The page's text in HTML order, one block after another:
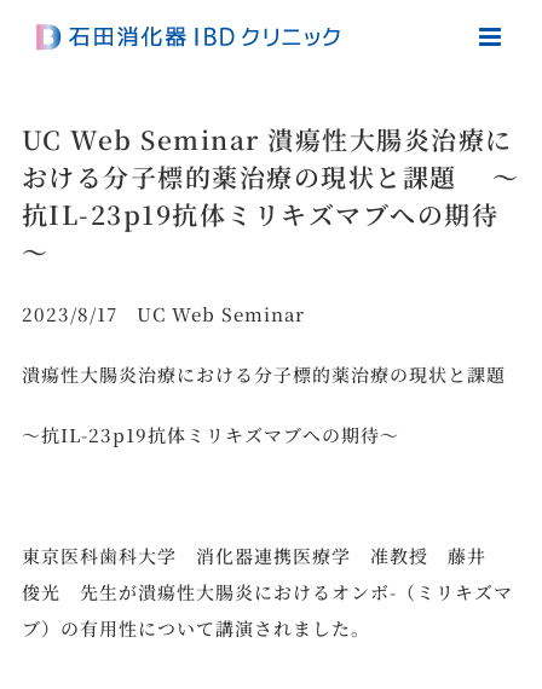
UC Web Seminar 潰瘍性大腸炎治療に
おける分子標的薬治療の現状と課題 ～
抗IL-23p19抗体ミリキズマブへの期待
～
2023/8/17 UC Web Seminar
潰瘍性大腸炎治療における分子標的薬治療の現状と課題
～抗IL-23p19抗体ミリキズマブへの期待～
東京医科歯科大学 消化器連携医療学 准教授 藤井
俊光 先生が潰瘍性大腸炎におけるオンボ-（ミリキズマ
ブ）の有用性について講演されました。